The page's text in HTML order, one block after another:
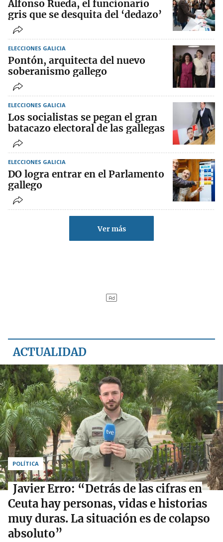
Alfonso Rueda, el funcionario
gris que se desquita del ‘dedazo’
ELECCIONES GALICIA
Pontón, arquitecta del nuevo
soberanismo gallego
ELECCIONES GALICIA
Los socialistas se pegan el gran
batacazo electoral de las gallegas
ELECCIONES GALICIA
DO logra entrar en el Parlamento
gallego
Ver más
ACTUALIDAD
POLÍTICA
Javier Erro: “Detrás de las cifras en
Ceuta hay personas, vidas e historias
muy duras. La situación es de colapso
absoluto”